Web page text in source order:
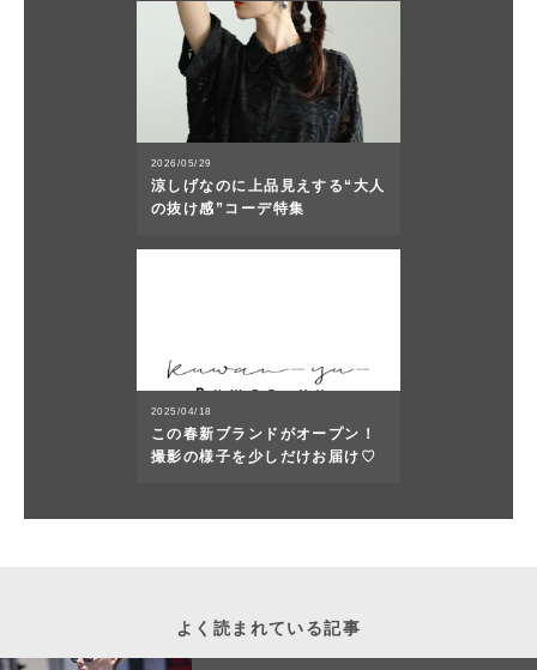
よく読まれている記事
2026/05/29
涼しげなのに上品見えする“大人
の抜け感”コーデ特集
2025/04/18
この春新ブランドがオープン！
撮影の様子を少しだけお届け♡